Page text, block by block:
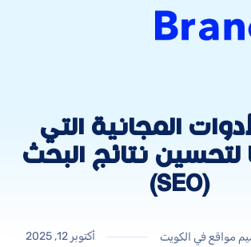
المجانية التي
لتحسين نتائج البحث
(SEO)
مواقع في الكويت أكتوبر 12, 2025